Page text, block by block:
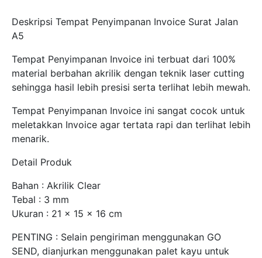
Deskripsi Tempat Penyimpanan Invoice Surat Jalan
A5
Tempat Penyimpanan Invoice ini terbuat dari 100%
material berbahan akrilik dengan teknik laser cutting
sehingga hasil lebih presisi serta terlihat lebih mewah.
Tempat Penyimpanan Invoice ini sangat cocok untuk
meletakkan Invoice agar tertata rapi dan terlihat lebih
menarik.
Detail Produk
Bahan : Akrilik Clear
Tebal : 3 mm
Ukuran : 21 x 15 x 16 cm
PENTING : Selain pengiriman menggunakan GO
SEND, dianjurkan menggunakan palet kayu untuk